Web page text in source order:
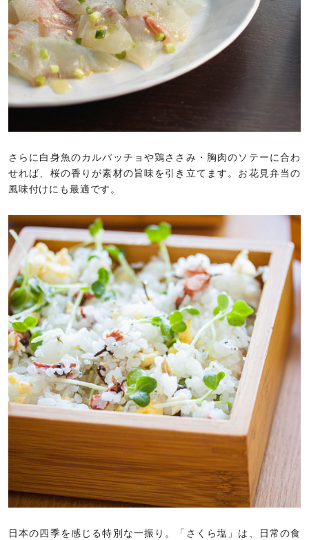
さらに白身魚のカルパッチョや鶏ささみ・胸肉のソテーに合わ
せれば、桜の香りが素材の旨味を引き立てます。お花見弁当の
風味付けにも最適です。
日本の四季を感じる特別な一振り。「さくら塩」は、日常の食